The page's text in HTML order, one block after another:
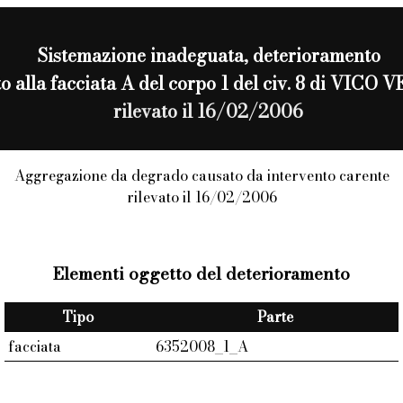
Sistemazione inadeguata, deterioramento
alla facciata A del corpo 1 del civ. 8 di VICO
rilevato il 16/02/2006
Aggregazione da degrado causato da intervento carente
rilevato il 16/02/2006
Elementi oggetto del deterioramento
Tipo
Parte
facciata
6352008_1_A